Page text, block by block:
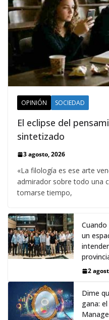
OPINIÓN SOCIEDAD
El eclipse del
sintetizado
3 agosto, 2026
«La filología es ese arte
admirador sobre todo una
tomarse tiempo,
un
2
Dime
gana: